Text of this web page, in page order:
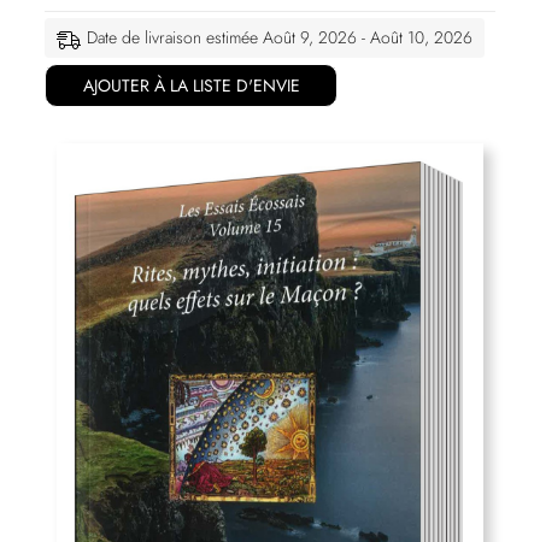
Date de livraison estimée Août 9, 2026 - Août 10, 2026
AJOUTER À LA LISTE D'ENVIE